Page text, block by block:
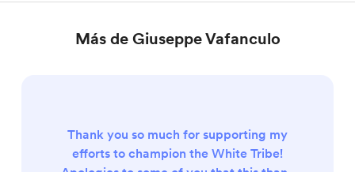
Más de Giuseppe Vafanculo
Thank you so much for supporting my
efforts to champion the White Tribe!